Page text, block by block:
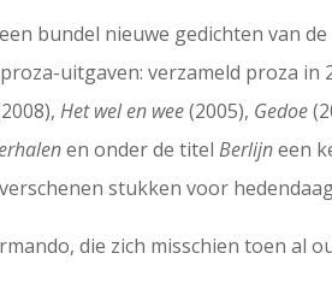
bundel nieuwe gedichten van
uitgaven: verzameld proza
Het wel en wee(2005), Gedoe
en onder de titelBerlijneen
stukken voor
die zich misschien toen al